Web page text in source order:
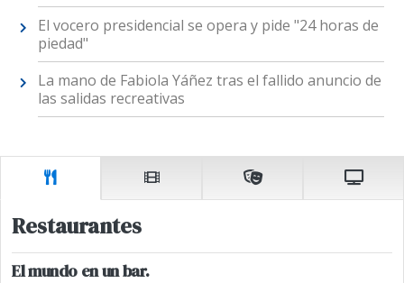
El vocero presidencial se opera y pide "24 horas de
piedad"
La mano de Fabiola Yáñez tras el fallido anuncio de
las salidas recreativas
Restaurantes
El mundo en un bar.